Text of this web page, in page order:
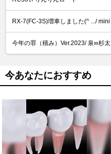
RX-7(FC-3S)増車しました(^ .../
今年の罪（積み）Ver.2023/ 泉∞杉太
今あなたにおすすめ